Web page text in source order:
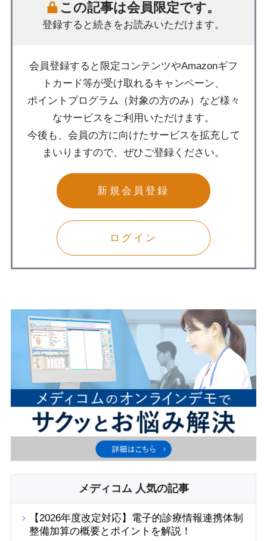
この記事は会員限定です。
登録すると続きをお読みいただけます。
会員登録すると限定コンテンツやAmazonギフ
トカード等が受け取れるキャンペーン、
ポイントプログラム（対象の方のみ）など様々
なサービスをご利用いただけます。
今後も、会員の方に向けたサービスを拡充して
まいりますので、ぜひご登録ください。
新規会員登録
ログイン
メディコム 人気の記事
【2026年度改定対応】電子的診療情報連携体制
整備加算の概要とポイントを解説！